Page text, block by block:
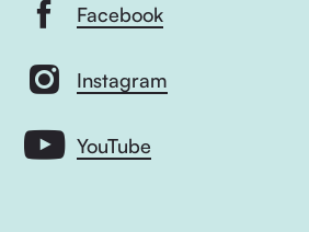
Facebook
Instagram
YouTube